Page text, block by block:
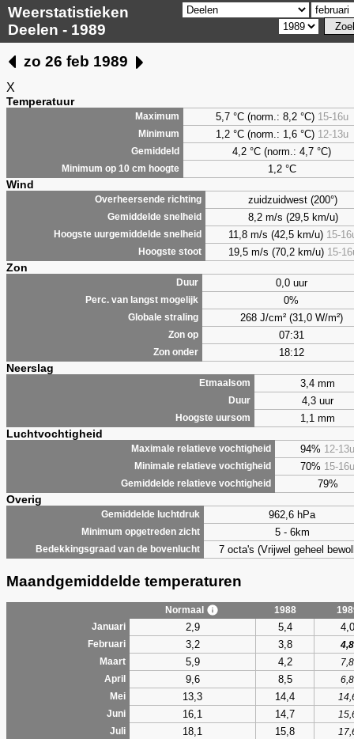
Weerstatistieken
Deelen - 1989
zo 26 feb 1989
X
Temperatuur
Maximum 5,7 °C (norm.: 8,2 °C) 15-16u
Minimum 1,2 °C (norm.: 1,6 °C) 12-13u
Gemiddeld 4,2 °C (norm.: 4,7 °C)
Minimum op 10 cm hoogte 1,2 °C
Wind
Overheersende richting zuidzuidwest (200°)
Gemiddelde snelheid 8,2 m/s (29,5 km/u)
Hoogste uurgemiddelde snelheid 11,8 m/s (42,5 km/u) 15-
Hoogste stoot 19,5 m/s (70,2 km/u) 15-
Zon
Duur 0,0 uur
Perc. van langst mogelijk 0%
Globale straling 268 J/cm² (31,0 W/m²)
Zon op 07:31
Zon onder 18:12
Neerslag
Etmaalsom 3,4 mm
Duur 4,3 uur
Hoogste uursom 1,1 mm
Luchtvochtigheid
Maximale relatieve vochtigheid 94% 12-13u
Minimale relatieve vochtigheid 70% 15-16u
Gemiddelde relatieve vochtigheid 79%
Overig
Gemiddelde luchtdruk 962,6 hPa
Minimum opgetreden zicht 5 - 6km
Bedekkingsgraad van de bovenlucht 7 octa's (Vrijwel geheel
Maandgemiddelde temperaturen
Normaal 1988
Januari
2,9 5,4 4,0
Februari 3,2 3,8
4,8
Maart
5,9 4,2
7,8
April
9,6 8,5
6,8
Mei
13,3 14,4
Juni
16,1 14,7
Juli
18,1 15,8